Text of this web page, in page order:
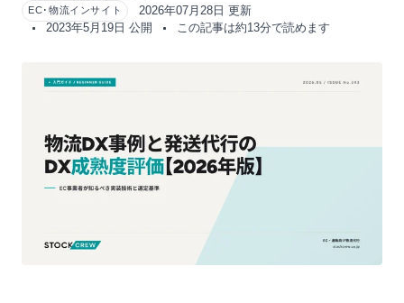
EC･物流インサイト
2026年07月28日 更新
2023年5月19日 公開
この記事は約13分で読めます